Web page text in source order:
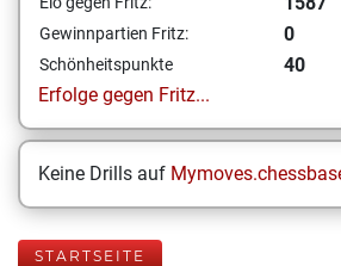
Gewinnpartien Fritz: 0
Schönheitspunkte
40
Erfolge gegen Fritz...
Keine Drills auf
STARTSEITE